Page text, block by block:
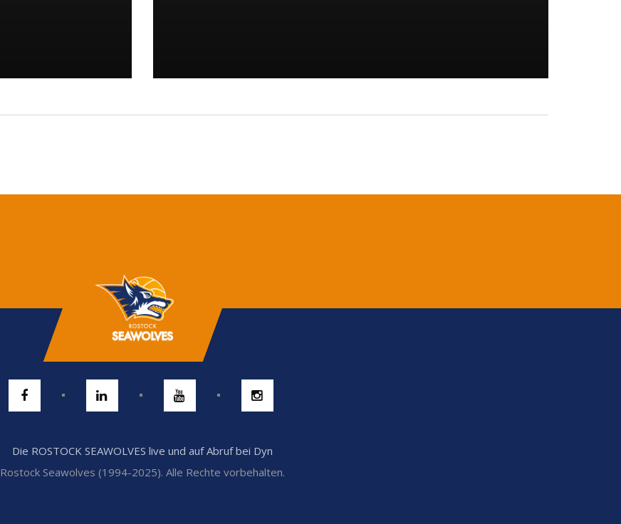
Die ROSTOCK SEAWOLVES live und auf Abruf bei Dyn
Rostock Seawolves (1994-2025). Alle Rechte vorbehalten.